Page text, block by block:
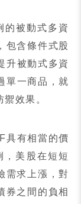
的被動式多資
包含條件式股
升被動式多資
單一商品，就
效果。
具有相當的價
，美股在短短
需求上漲，對
券之間的負相